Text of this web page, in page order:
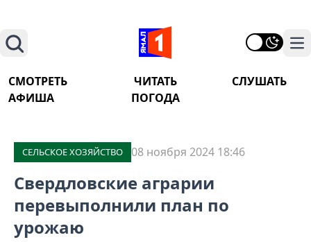
Поиск
СМОТРЕТЬ ЧИТАТЬ
СЛУШАТЬ
АФИША
ПОГОДА
СЕЛЬСКОЕ ХОЗЯЙСТВО 08 ноября 2024 18:46
Свердловские аграрии
перевыполнили план по
урожаю